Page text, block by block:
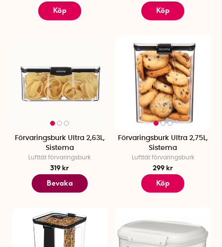
Köp Köp
Förvaringsburk Ultra 2,63L,
Sistema
Lufttät förvaringsburk
319 kr
Bevaka
Förvaringsburk Ultra 2,75L,
Sistema
Lufttät förvaringsburk
299 kr
Köp